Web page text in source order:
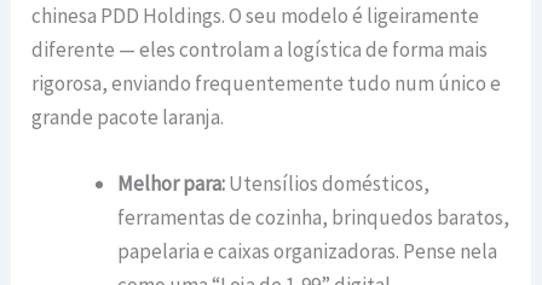
chinesa PDD Holdings. O seu modelo é ligeiramente
diferente — eles controlam a logística de forma mais
rigorosa, enviando frequentemente tudo num único e
grande pacote laranja.
Melhor para:Utensílios domésticos,
ferramentas de cozinha, brinquedos baratos,
papelaria e caixas organizadoras. Pense nela